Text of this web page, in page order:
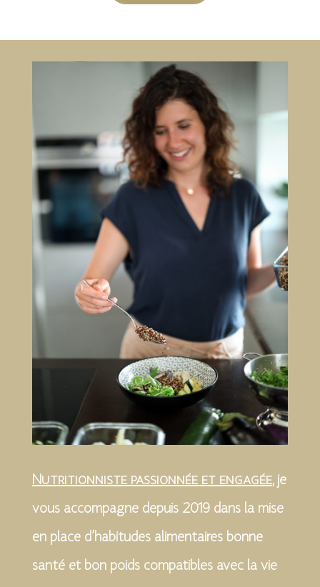
Nutritionniste passionnée et engagée, je
vous accompagne depuis 2019 dans la mise
en place d’habitudes alimentaires bonne
santé et bon poids compatibles avec la vie